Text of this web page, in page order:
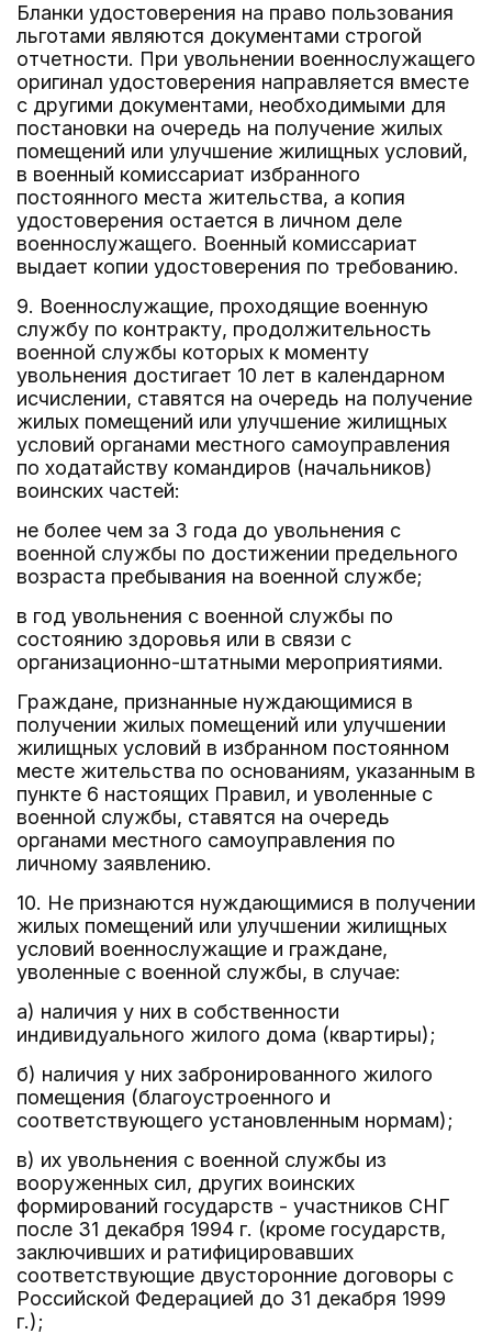
Бланки удостоверения на право пользования
льготами являются документами строгой
отчетности. При увольнении военнослужащего
оригинал удостоверения направляется вместе
с другими документами, необходимыми для
постановки на очередь на получение жилых
помещений или улучшение жилищных условий,
в военный комиссариат избранного
постоянного места жительства, а копия
удостоверения остается в личном деле
военнослужащего. Военный комиссариат
выдает копии удостоверения по требованию.
9. Военнослужащие, проходящие военную
службу по контракту, продолжительность
военной службы которых к моменту
увольнения достигает 10 лет в календарном
исчислении, ставятся на очередь на получение
жилых помещений или улучшение жилищных
условий органами местного самоуправления
по ходатайству командиров (начальников)
воинских частей:
не более чем за 3 года до увольнения с
военной службы по достижении предельного
возраста пребывания на военной службе;
в год увольнения с военной службы по
состоянию здоровья или в связи с
организационно-штатными мероприятиями.
Граждане, признанные нуждающимися в
получении жилых помещений или улучшении
жилищных условий в избранном постоянном
месте жительства по основаниям, указанным в
пункте 6 настоящих Правил, и уволенные с
военной службы, ставятся на очередь
органами местного самоуправления по
личному заявлению.
10. Не признаются нуждающимися в получении
жилых помещений или улучшении жилищных
условий военнослужащие и граждане,
уволенные с военной службы, в случае:
а) наличия у них в собственности
индивидуального жилого дома (квартиры);
б) наличия у них забронированного жилого
помещения (благоустроенного и
соответствующего установленным нормам);
в) их увольнения с военной службы из
вооруженных сил, других воинских
формирований государств - участников СНГ
после 31 декабря 1994 г. (кроме государств,
заключивших и ратифицировавших
соответствующие двусторонние договоры с
Российской Федерацией до 31 декабря 1999
г.);